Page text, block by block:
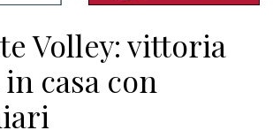
Volley: vittoria
in casa con